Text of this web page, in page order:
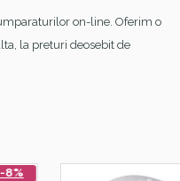
on-line. Oferim o
la preturi deosebit de
-44%